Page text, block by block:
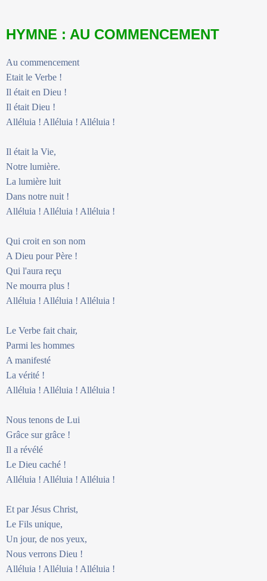
HYMNE : AU COMMENCEMENT
Au commencement
Etait le Verbe !
Il était en Dieu !
Il était Dieu !
Alléluia ! Alléluia ! Alléluia !
Il était la Vie,
Notre lumière.
La lumière luit
Dans notre nuit !
Alléluia ! Alléluia ! Alléluia !
Qui croit en son nom
A Dieu pour Père !
Qui l'aura reçu
Ne mourra plus !
Alléluia ! Alléluia ! Alléluia !
Le Verbe fait chair,
Parmi les hommes
A manifesté
La vérité !
Alléluia ! Alléluia ! Alléluia !
Nous tenons de Lui
Grâce sur grâce !
Il a révélé
Le Dieu caché !
Alléluia ! Alléluia ! Alléluia !
Et par Jésus Christ,
Le Fils unique,
Un jour, de nos yeux,
Nous verrons Dieu !
Alléluia ! Alléluia ! Alléluia !